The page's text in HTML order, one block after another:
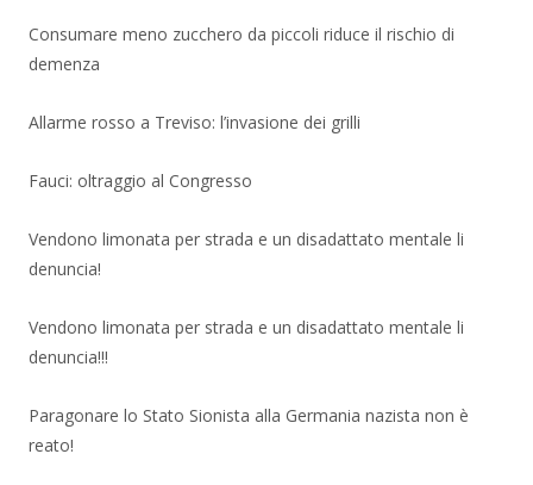
Consumare meno zucchero da piccoli riduce il rischio di
demenza
Allarme rosso a Treviso: l’invasione dei grilli
Fauci: oltraggio al Congresso
Vendono limonata per strada e un disadattato mentale li
denuncia!
Vendono limonata per strada e un disadattato mentale li
denuncia!!!
Paragonare lo Stato Sionista alla Germania nazista non è
reato!